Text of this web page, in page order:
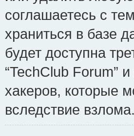
соглашаетесь с
храниться в базе
будет доступна
“TechClub Forum”
хакеров, которые
вследствие взлома.